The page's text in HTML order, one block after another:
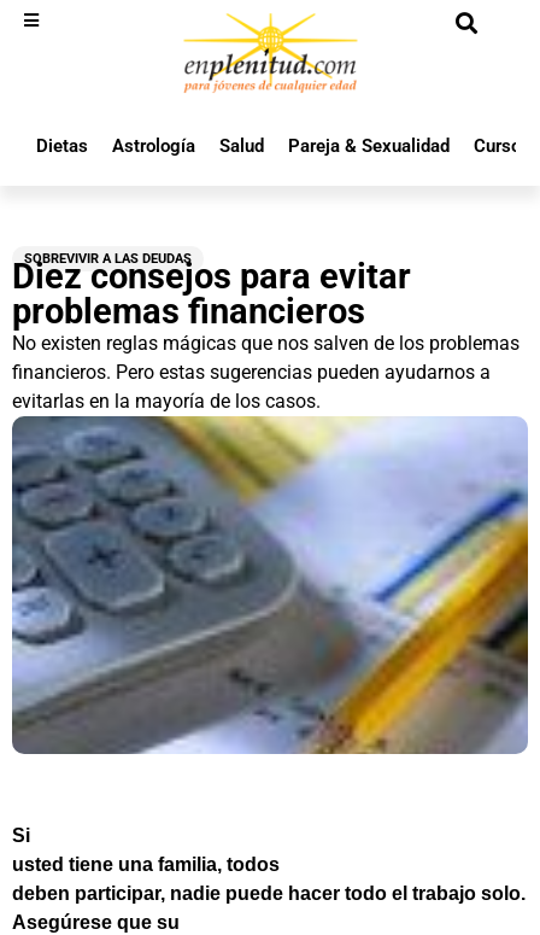
Dietas Astrología Salud Pareja & Sexualidad Cursos
SOBREVIVIR A LAS DEUDAS
Diez consejos para evitar
problemas financieros
No existen reglas mágicas que nos salven de los problemas
financieros. Pero estas sugerencias pueden ayudarnos a
evitarlas en la mayoría de los casos.
Si
usted tiene una familia, todos
deben participar, nadie puede hacer todo el trabajo solo.
Asegúrese que su